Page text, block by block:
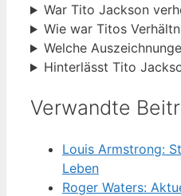
War Tito Jackson
Wie war Titos
Welche
Hinterlässt Tito
Verwandte
Louis Armstrong:
Leben
Roger Waters: